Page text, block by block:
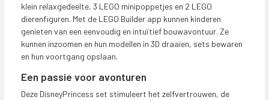
klein relaxgedeelte, 3 LEGO minipoppetjes en 2 LEGO
dierenfiguren. Met de LEGO Builder app kunnen kinderen
genieten van een eenvoudig en intuïtief bouwavontuur. Ze
kunnen inzoomen en hun modellen in 3D draaien, sets bewaren
en hun voortgang opslaan.
Een passie voor avonturen
Deze DisneyPrincess set stimuleert het zelfvertrouwen, de